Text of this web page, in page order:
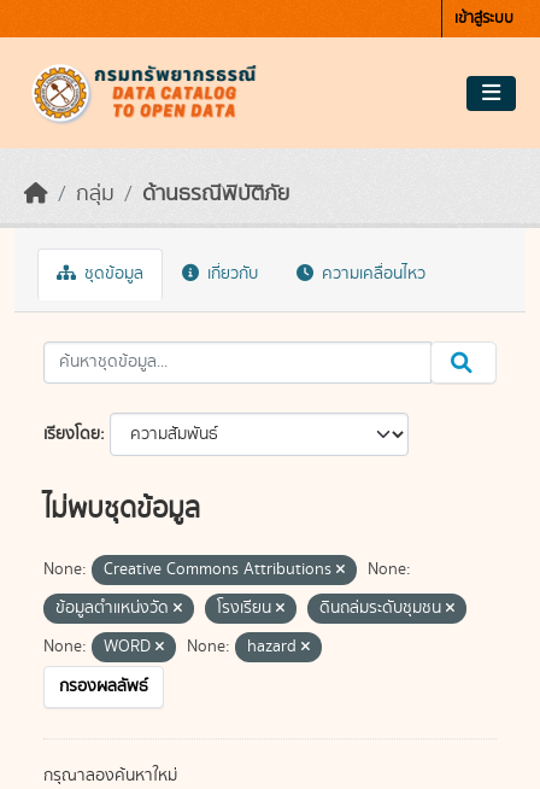
เข้าสู่ระบบ
กลุ่ม ด้านธรณีพิบัติภัย
ชุดข้อมูล เกี่ยวกับ ความเคลื่อนไหว
เรียงโดย
ไม่พบชุดข้อมูล
None: Creative Commons Attributions
None:
ข้อมูลตำแหน่งวัด
โรงเรียน
ดินถล่มระดับชุมชน
None:
WORD None:
hazard
กรองผลลัพธ์
กรุณาลองค้นหาใหม่